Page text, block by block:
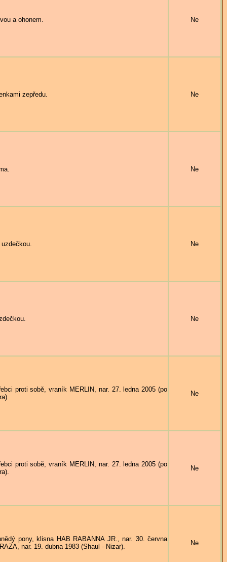
a ohonem. Ne
zepředu. Ne
Ne
Ne
Ne
proti sobě, vraník MERLIN, nar. 27. ledna 2005 (po
Ne
proti sobě, vraník MERLIN, nar. 27. ledna 2005 (po
Ne
pony, klisna HAB RABANNA JR., nar. 30. června
nar. 19. dubna 1983 (Shaul - Nizar).
Ne